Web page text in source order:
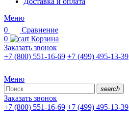
Меню
0
Сравнение
0
Корзина
Заказать звонок
+7 (800) 551-16-69 +7 (499) 495-13-39
Меню
search
Заказать звонок
+7 (800) 551-16-69 +7 (499) 495-13-39